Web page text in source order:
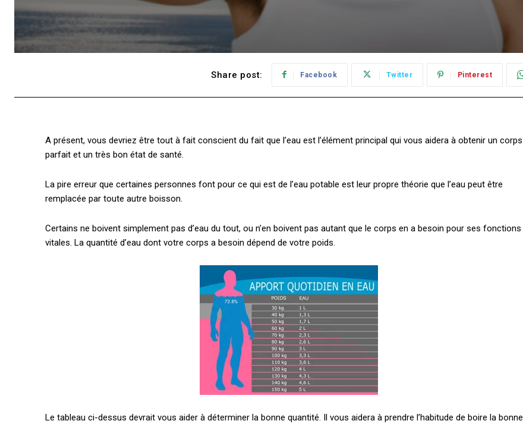
Share post: Facebook Twitter Pinterest
A présent, vous devriez être tout à fait conscient du fait que l’eau est l’élément principal qui vous aidera à obtenir un corps
parfait et un très bon état de santé.
La pire erreur que certaines personnes font pour ce qui est de l’eau potable est leur propre théorie que l’eau peut être
remplacée par toute autre boisson.
Certains ne boivent simplement pas d’eau du tout, ou n’en boivent pas autant que le corps en a besoin pour ses fonctions
vitales. La quantité d’eau dont votre corps a besoin dépend de votre poids.
Le tableau ci-dessus devrait vous aider à déterminer la bonne quantité. Il vous aidera à prendre l’habitude de boire la bonne